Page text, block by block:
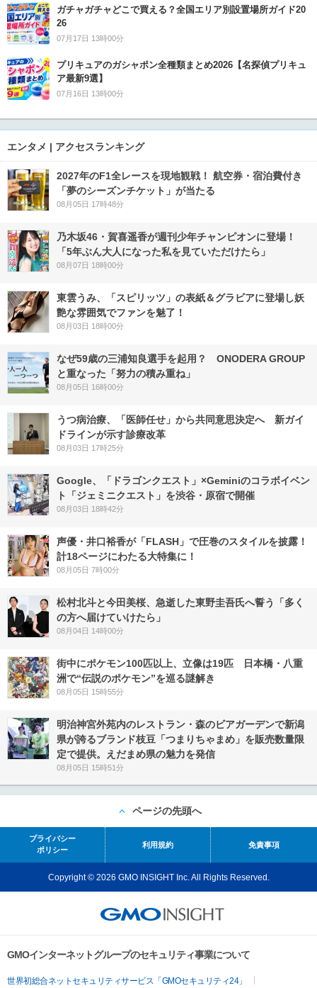
ガチャガチャどこで買える？全国エリア別設置場所ガイド20
26
07月17日 13時00分
プリキュアのガシャポン全種類まとめ2026【名探偵プリキュ
ア最新9選】
07月16日 13時00分
エンタメ | アクセスランキング
2027年のF1全レースを現地観戦！ 航空券・宿泊費付き
「夢のシーズンチケット」が当たる
08月05日 17時48分
乃木坂46・賀喜遥香が週刊少年チャンピオンに登場！
「5年ぶん大人になった私を見ていただけたら」
08月07日 18時00分
東雲うみ、「スピリッツ」の表紙＆グラビアに登場し妖
艶な雰囲気でファンを魅了！
08月03日 18時00分
なぜ59歳の三浦知良選手を起用？ ONODERA GROUP
と重なった「努力の積み重ね」
08月05日 16時00分
うつ病治療、「医師任せ」から共同意思決定へ 新ガイ
ドラインが示す診療改革
08月03日 17時25分
Google、「ドラゴンクエスト」×Geminiのコラボイベン
ト「ジェミニクエスト」を渋谷・原宿で開催
08月03日 18時42分
声優・井口裕香が「FLASH」で圧巻のスタイルを披露！
計18ページにわたる大特集に！
08月05日 7時00分
松村北斗と今田美桜、急逝した東野圭吾氏へ誓う「多く
の方へ届けていけたら」
08月04日 14時00分
街中にポケモン100匹以上、立像は19匹 日本橋・八重
洲で“伝説のポケモン”を巡る謎解き
08月05日 15時55分
明治神宮外苑内のレストラン・森のビアガーデンで新潟
県が誇るブランド枝豆「つまりちゃまめ」を販売数量限
定で提供。えだまめ県の魅力を発信
08月05日 15時51分
ページの先頭へ
プライバシー
ポリシー
利用規約 免責事項
Copyright © 2026 GMO INSIGHT Inc. All Rights Reserved.
GMOインターネットグループのセキュリティ事業について
世界初総合ネットセキュリティサービス「GMOセキュリティ24」